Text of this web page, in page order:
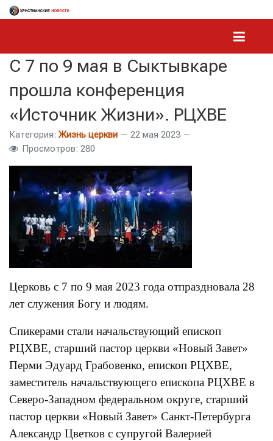
С 7 по 9 мая в Сыктывкаре
прошла конференция
«Источник Жизни». РЦХВЕ
Категория: Жизнь церкви
22 мая 2023
Просмотров: 280
Церковь с 7 по 9 мая 2023 года отпраздновала 28
лет служения Богу и людям.
Спикерами стали начальствующий епископ
РЦХВЕ, старший пастор церкви «Новый Завет»
Перми Эдуард Грабовенко, епископ РЦХВЕ,
заместитель начальствующего епископа РЦХВЕ в
Северо-Западном федеральном округе, старший
пастор церкви «Новый Завет» Санкт-Петербурга
Александр Цветков с супругой Валерией